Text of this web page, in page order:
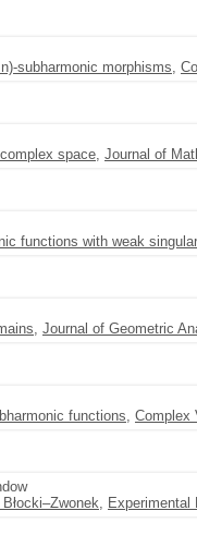
subharmonic morphisms,
space, Journal of
functions with weak
, Journal of Geometric
functions, Complex
, Experimental